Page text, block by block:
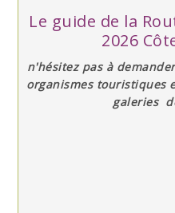
Le guide de la
2026
n'hésitez pas à
organismes touristiques
galeries